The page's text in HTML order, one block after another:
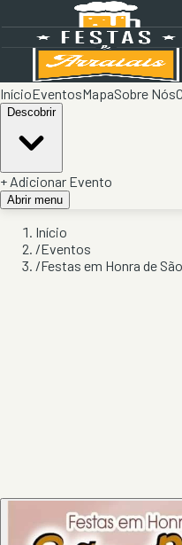
InícioEventosMapaSobre Nós
Descobrir
+ Adicionar Evento
Abrir menu
Início
/Eventos
/Festas em Honra de